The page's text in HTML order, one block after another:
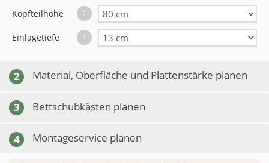
Kopfteilhöhe ?
Einlagetiefe ?
2 Material, Oberfläche und Plattenstärke planen
3 Bettschubkästen planen
4 Montageservice planen